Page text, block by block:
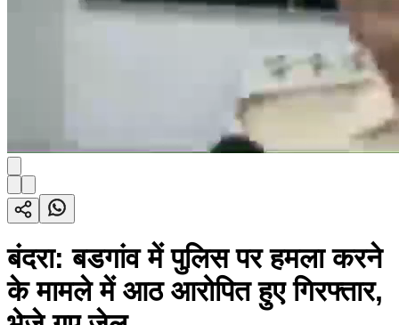
बंदरा: बडगांव में पुलिस पर हमला करने
के मामले में आठ आरोपित हुए गिरफ्तार,